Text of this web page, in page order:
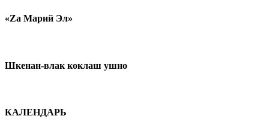
«Zа Марий Эл»
Шкенан-влак коклаш ушно
КАЛЕНДАРЬ